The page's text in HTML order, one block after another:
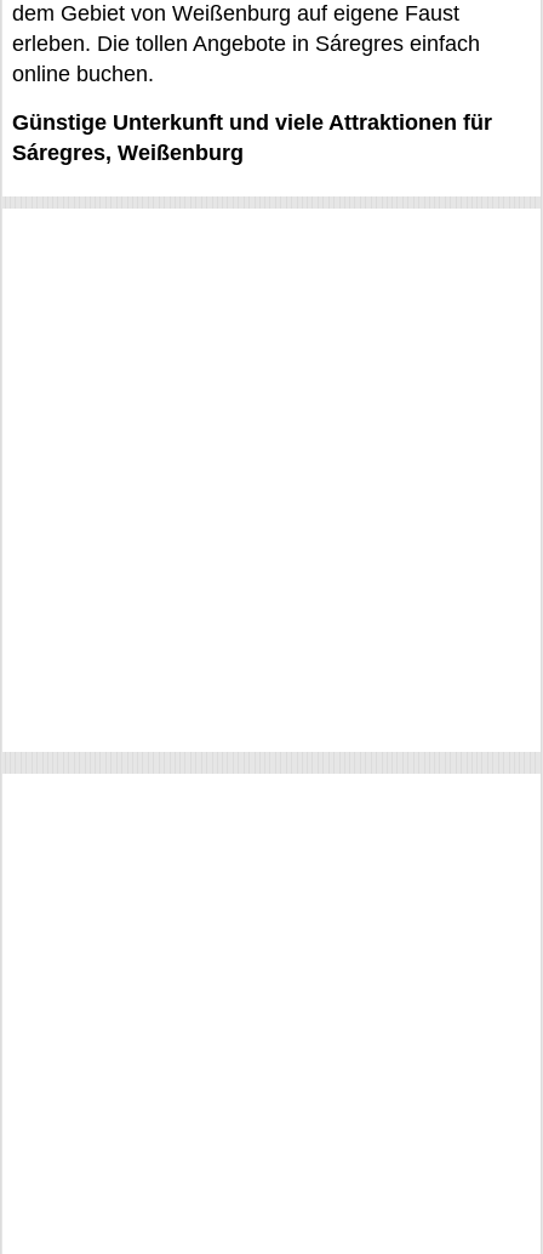
dem Gebiet von Weißenburg auf eigene Faust
erleben. Die tollen Angebote in Sáregres einfach
online buchen.
Günstige Unterkunft und viele Attraktionen für
Sáregres, Weißenburg